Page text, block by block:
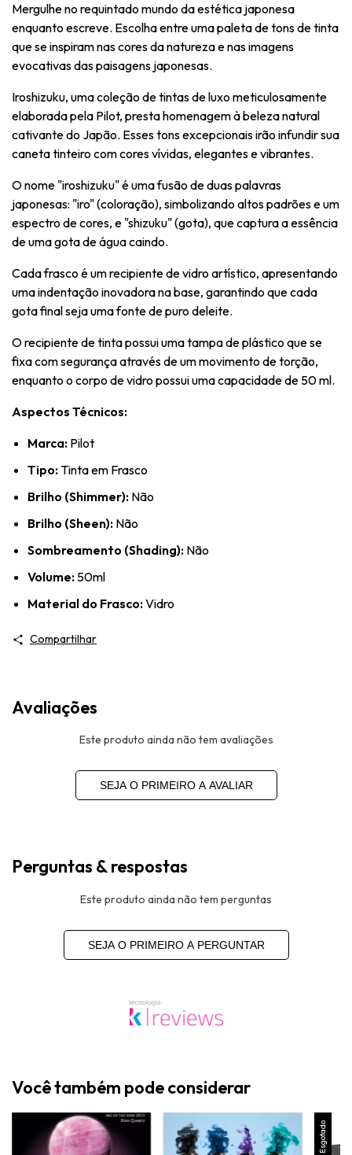
Mergulhe no requintado mundo da estética japonesa
enquanto escreve. Escolha entre uma paleta de tons de tinta
que se inspiram nas cores da natureza e nas imagens
evocativas das paisagens japonesas.
Iroshizuku, uma coleção de tintas de luxo meticulosamente
elaborada pela Pilot, presta homenagem à beleza natural
cativante do Japão. Esses tons excepcionais irão infundir sua
caneta tinteiro com cores vívidas, elegantes e vibrantes.
O nome "iroshizuku" é uma fusão de duas palavras
japonesas: "iro" (coloração), simbolizando altos padrões e um
espectro de cores, e "shizuku" (gota), que captura a essência
de uma gota de água caindo.
Cada frasco é um recipiente de vidro artístico, apresentando
uma indentação inovadora na base, garantindo que cada
gota final seja uma fonte de puro deleite.
O recipiente de tinta possui uma tampa de plástico que se
fixa com segurança através de um movimento de torção,
enquanto o corpo de vidro possui uma capacidade de 50 ml.
Aspectos Técnicos:
Marca: Pilot
Tipo:Tinta em Frasco
Brilho (Shimmer): Não
Brilho (Sheen): Não
Sombreamento (Shading): Não
Volume: 50ml
Material do Frasco:Vidro
Compartilhar
Avaliações
Este produto ainda não tem avaliações
SEJA O PRIMEIRO A AVALIAR
Perguntas & respostas
Este produto ainda não tem perguntas
SEJA O PRIMEIRO A PERGUNTAR
Você também pode considerar
Esgotado